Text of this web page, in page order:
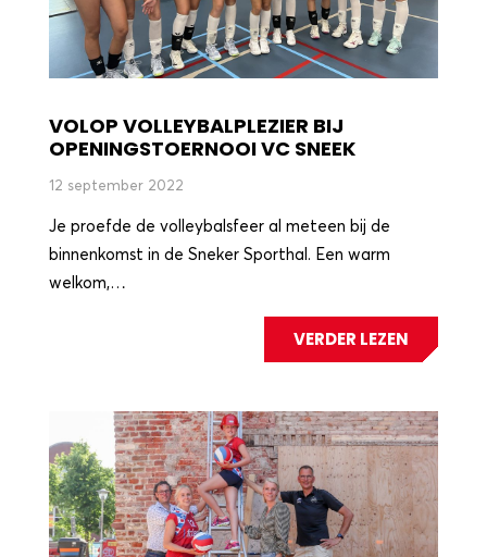
VOLOP VOLLEYBALPLEZIER BIJ
OPENINGSTOERNOOI VC SNEEK
12 september 2022
Je proefde de volleybalsfeer al meteen bij de
binnenkomst in de Sneker Sporthal. Een warm
welkom,…
VERDER LEZEN